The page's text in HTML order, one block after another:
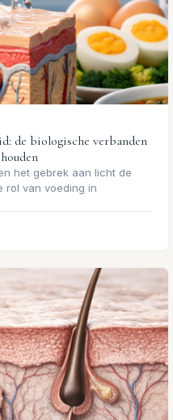
de biologische verbanden
het gebrek aan licht de
rol van voeding in